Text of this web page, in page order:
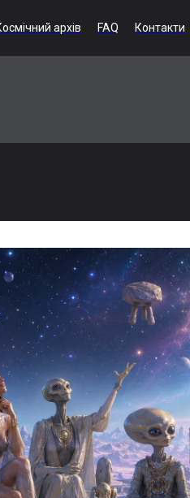
архів FAQ Контакти